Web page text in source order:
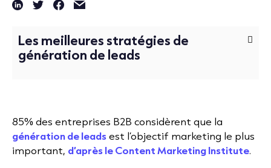
Les meilleures stratégies de
génération de leads
85% des entreprises B2B considèrent que la
génération de leadsest l’objectif marketing le plus
important, d’après le Content Marketing Institute.